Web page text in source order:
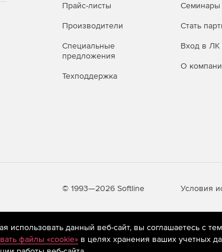
Прайс-листы
Производители
Специальные
предложения
Техподдержка
Семинары
Стать
Вход в ЛК
О
© 1993—2026 Softline Условия
применяются рекомендательные технологии
относящихся к предпочтениям пользователей сети
использовать данный веб-сайт, вы соглашаетесь с
файлы «cookie»в целях хранения ваших учетных